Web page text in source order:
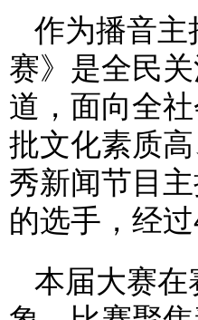
作为播音主
赛》是全民
道，面向全
批文化素质
秀新闻节目
的选手，经
本届大赛在